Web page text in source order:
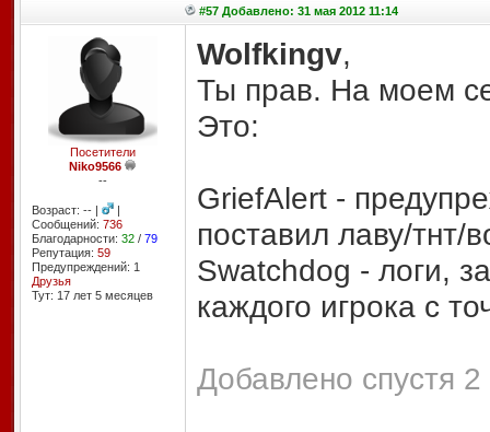
#57 Добавлено: 31 мая 2012 11:14
Посетители
Niko9566
--
Возраст: -- |
|
Сообщений: 736
Благодарности: 32/ 79
Репутация: 59
Предупреждений: 1
Друзья
Тут: 17 лет 5 месяцев
Wolfkingv,
Ты прав. На моем
Это:
GriefAlert -
поставил лаву/тнт/
Swatchdog - логи,
каждого игрока с
Добавлено спустя